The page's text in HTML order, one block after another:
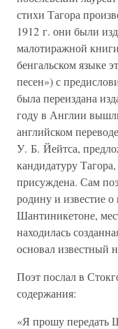
стихи Тагора
1912 г. они были
малотиражной
бенгальском языке
песен») с
была переиздана
году в Англии
английском
У. Б. Йейтса,
кандидатуру
присуждена. Сам
родину и известие
Шантиникетоне,
находилась
основал известный
Поэт послал в
содержания:
«Я прошу передать